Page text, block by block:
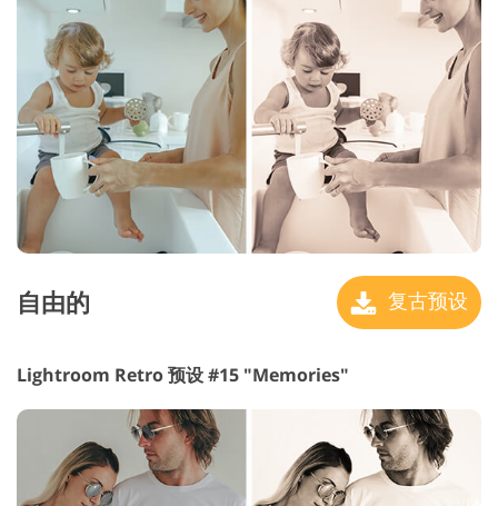
自由的 复古预设
Lightroom Retro 预设 #15 "Memories"